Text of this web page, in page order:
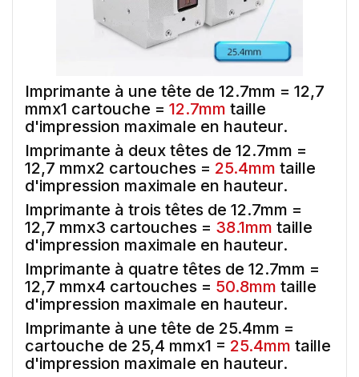
Imprimante à une tête de 12.7mm = 12,7
mmx1 cartouche = 12.7mm taille
d'impression maximale en hauteur.
Imprimante à deux têtes de 12.7mm =
12,7 mmx2 cartouches = 25.4mm taille
d'impression maximale en hauteur.
Imprimante à trois têtes de 12.7mm =
12,7 mmx3 cartouches = 38.1mm taille
d'impression maximale en hauteur.
Imprimante à quatre têtes de 12.7mm =
12,7 mmx4 cartouches = 50.8mm taille
d'impression maximale en hauteur.
Imprimante à une tête de 25.4mm =
cartouche de 25,4 mmx1 = 25.4mm taille
d'impression maximale en hauteur.